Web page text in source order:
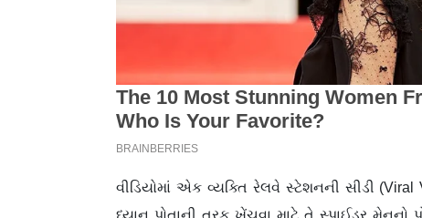
વીડિયોમાં એક વ્યક્તિ રેલવે સ્ટેશનની સીડી
ધ્યાન પોતાની તરફ ખેંચવા માટે તે સ્પાઈડર મેનનો
ત્યારે તેણે પૈસાની ભીખ માગવા માટે વારંવાર હાથ
કોઈ વ્યક્તિ ભીખ માગે તેવો વાસ્તવિક કિસ્સો ન
હતું. જ્યારે તેણે ત્યાં ભિખારી તરીકે પ્રદર્શન